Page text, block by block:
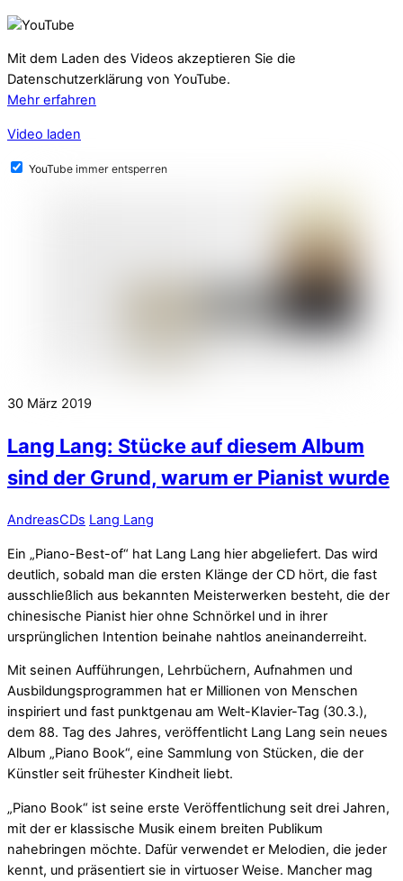
Mit dem Laden des Videos akzeptieren Sie die
Datenschutzerklärung von YouTube.
Mehr erfahren
Video laden
YouTube immer entsperren
30 März 2019
Lang Lang: Stücke auf diesem Album
sind der Grund, warum er Pianist wurde
AndreasCDs Lang Lang
Ein „Piano-Best-of“ hat Lang Lang hier abgeliefert. Das wird
deutlich, sobald man die ersten Klänge der CD hört, die fast
ausschließlich aus bekannten Meisterwerken besteht, die der
chinesische Pianist hier ohne Schnörkel und in ihrer
ursprünglichen Intention beinahe nahtlos aneinanderreiht.
Mit seinen Aufführungen, Lehrbüchern, Aufnahmen und
Ausbildungsprogrammen hat er Millionen von Menschen
inspiriert und fast punktgenau am Welt-Klavier-Tag (30.3.),
dem 88. Tag des Jahres, veröffentlicht Lang Lang sein neues
Album „Piano Book“, eine Sammlung von Stücken, die der
Künstler seit frühester Kindheit liebt.
„Piano Book“ ist seine erste Veröffentlichung seit drei Jahren,
mit der er klassische Musik einem breiten Publikum
nahebringen möchte. Dafür verwendet er Melodien, die jeder
kennt, und präsentiert sie in virtuoser Weise. Mancher mag